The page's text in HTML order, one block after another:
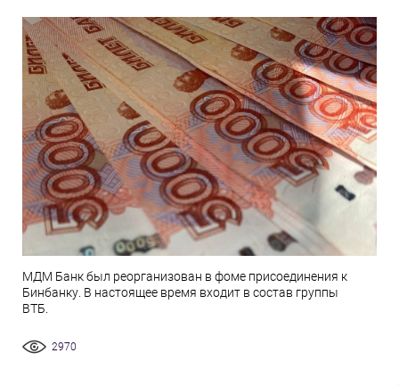
МДМ Банк был реорганизован в фоме присоединения к
Бинбанку. В настоящее время входит в состав группы
ВТБ.
2970